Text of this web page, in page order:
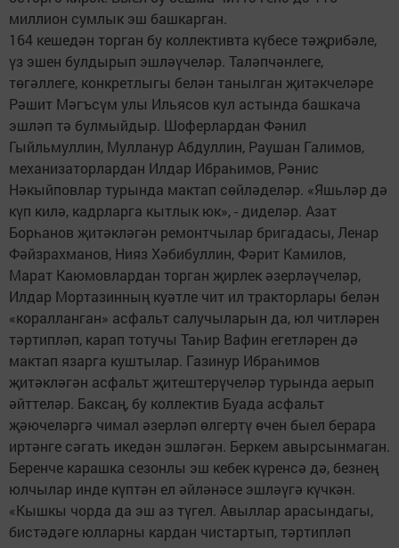
миллион сумлык эш башкарган.
164 кешедән торган бу коллективта күбесе тәҗрибәле,
үз эшен булдырып эшләүчеләр. Таләпчәнлеге,
төгәллеге, конкретлыгы белән танылган җитәкчеләре
Рәшит Мәгъсүм улы Ильясов кул астында башкача
эшләп тә булмыйдыр. Шоферлардан Фәнил
Гыйльмуллин, Мулланур Абдуллин, Раушан Галимов,
механизаторлардан Илдар Ибраһимов, Рәнис
Нәкыйповлар турында мактап сөйләделәр. «Яшьләр дә
күп килә, кадрларга кытлык юк», - диделәр. Азат
Борһанов җитәкләгән ремонтчылар бригадасы, Ленар
Фәйзрахманов, Нияз Хәбибуллин, Фәрит Камилов,
Марат Каюмовлардан торган җирлек әзерләүчеләр,
Илдар Мортазинның куәтле чит ил тракторлары белән
«коралланган» асфальт салучыларын да, юл читләрен
тәртипләп, карап тотучы Таһир Вафин егетләрен дә
мактап язарга куштылар. Газинур Ибраһимов
җитәкләгән асфальт җитештерүчеләр турында аерып
әйттеләр. Баксаң, бу коллектив Буада асфальт
җәючеләргә чимал әзерләп өлгертү өчен быел берара
иртәнге сәгать икедән эшләгән. Беркем авырсынмаган.
Беренче карашка сезонлы эш кебек күренсә дә, безнең
юлчылар инде күптән ел әйләнәсе эшләүгә күчкән.
«Кышкы чорда да эш аз түгел. Авыллар арасындагы,
бистәдәге юлларны кардан чистартып, тәртипләп